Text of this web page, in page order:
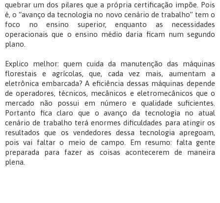
quebrar um dos pilares que a própria certificação impõe. Pois
é, o “avanço da tecnologia no novo cenário de trabalho” tem o
foco no ensino superior, enquanto as necessidades
operacionais que o ensino médio daria ficam num segundo
plano.
Explico melhor: quem cuida da manutenção das máquinas
florestais e agrícolas, que, cada vez mais, aumentam a
eletrônica embarcada? A eficiência dessas máquinas depende
de operadores, técnicos, mecânicos e eletromecânicos que o
mercado não possui em número e qualidade suficientes.
Portanto fica claro que o avanço da tecnologia no atual
cenário de trabalho terá enormes dificuldades para atingir os
resultados que os vendedores dessa tecnologia apregoam,
pois vai faltar o meio de campo. Em resumo: falta gente
preparada para fazer as coisas acontecerem de maneira
plena.